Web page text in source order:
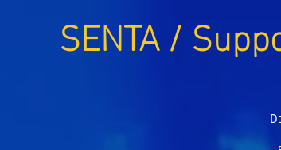
SENTA /